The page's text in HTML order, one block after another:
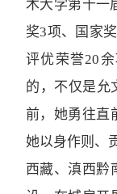
术大学第十一
奖3项、国家
评优荣誉20
的，不仅是
前，她勇往直
她以身作则、
西藏、滇西黔